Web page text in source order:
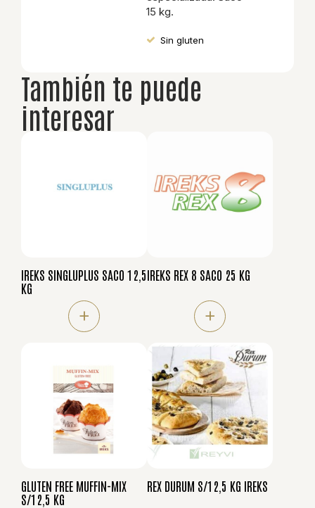
15 kg.
Sin gluten
También te puede
interesar
IREKS SINGLUPLUS SACO 12,5
KG
+
IREKS REX 8 SACO 25 KG
+
GLUTEN FREE MUFFIN-MIX
S/12,5 KG
REX DURUM S/12,5 KG IREKS